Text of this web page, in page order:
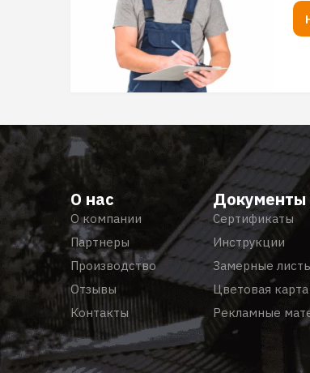
О нас
О компании
Партнеры
Производство
Отзывы
Контакты
Документы
Сертификаты
Инструкции
Замерные
Цветовая карта
Рекламные